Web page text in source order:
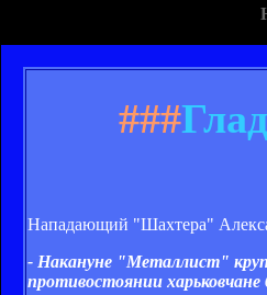
###
Нападающий "Шахтера"
- Накануне "Металлист"
противостоянии